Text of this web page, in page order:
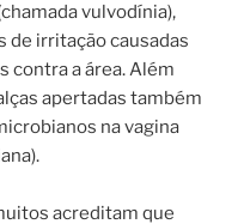
vulvodínia),
irritação causadas
contra a área. Além
apertadas também
na vagina
acreditam que